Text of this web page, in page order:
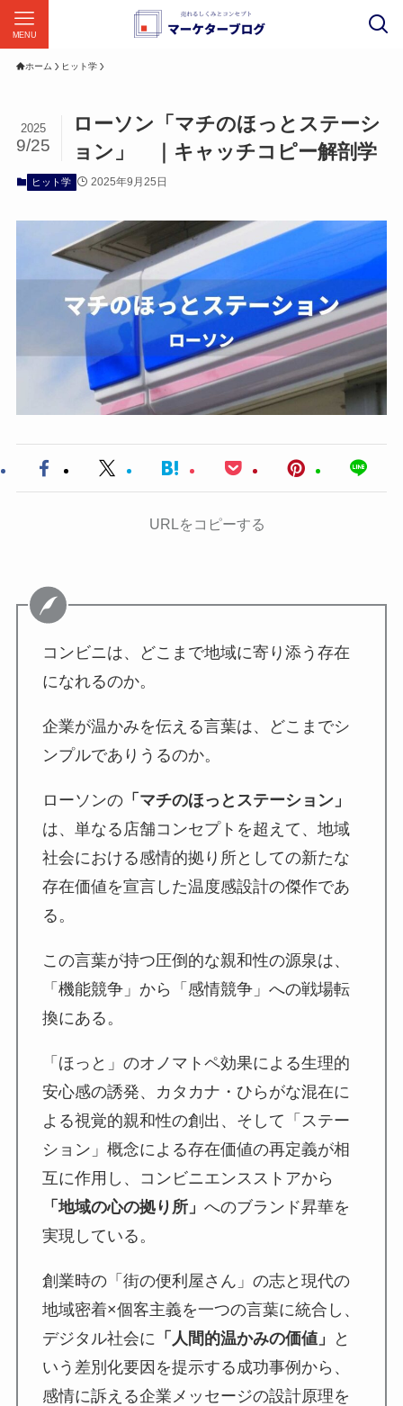
MENU
ホーム ヒット学
ローソン「マチのほっとステーシ
ョン」 ｜キャッチコピー解剖学
2025
9/25
ヒット学 2025年9月25日
URLをコピーする
コンビニは、どこまで地域に寄り添う存在
になれるのか。
企業が温かみを伝える言葉は、どこまでシ
ンプルでありうるのか。
ローソンの「マチのほっとステーション」
は、単なる店舗コンセプトを超えて、地域
社会における感情的拠り所としての新たな
存在価値を宣言した温度感設計の傑作であ
る。
この言葉が持つ圧倒的な親和性の源泉は、
「機能競争」から「感情競争」への戦場転
換にある。
「ほっと」のオノマトペ効果による生理的
安心感の誘発、カタカナ・ひらがな混在に
よる視覚的親和性の創出、そして「ステー
ション」概念による存在価値の再定義が相
互に作用し、コンビニエンスストアから
「地域の心の拠り所」 へのブランド昇華を
実現している。
創業時の「街の便利屋さん」の志と現代の
地域密着×個客主義を一つの言葉に統合し、
デジタル社会に 「人間的温かみの価値」
と
いう差別化要因を提示する成功事例から、
感情に訴える企業メッセージの設計原理を